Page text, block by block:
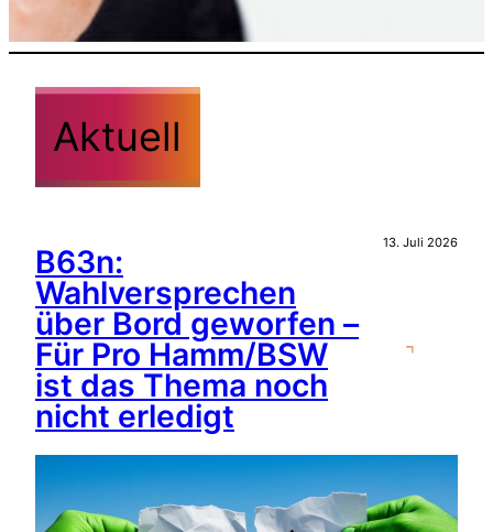
Aktuell
13. Juli 2026
B63n:
Wahlversprechen
über Bord geworfen –
Für Pro Hamm/BSW
ist das Thema noch
nicht erledigt